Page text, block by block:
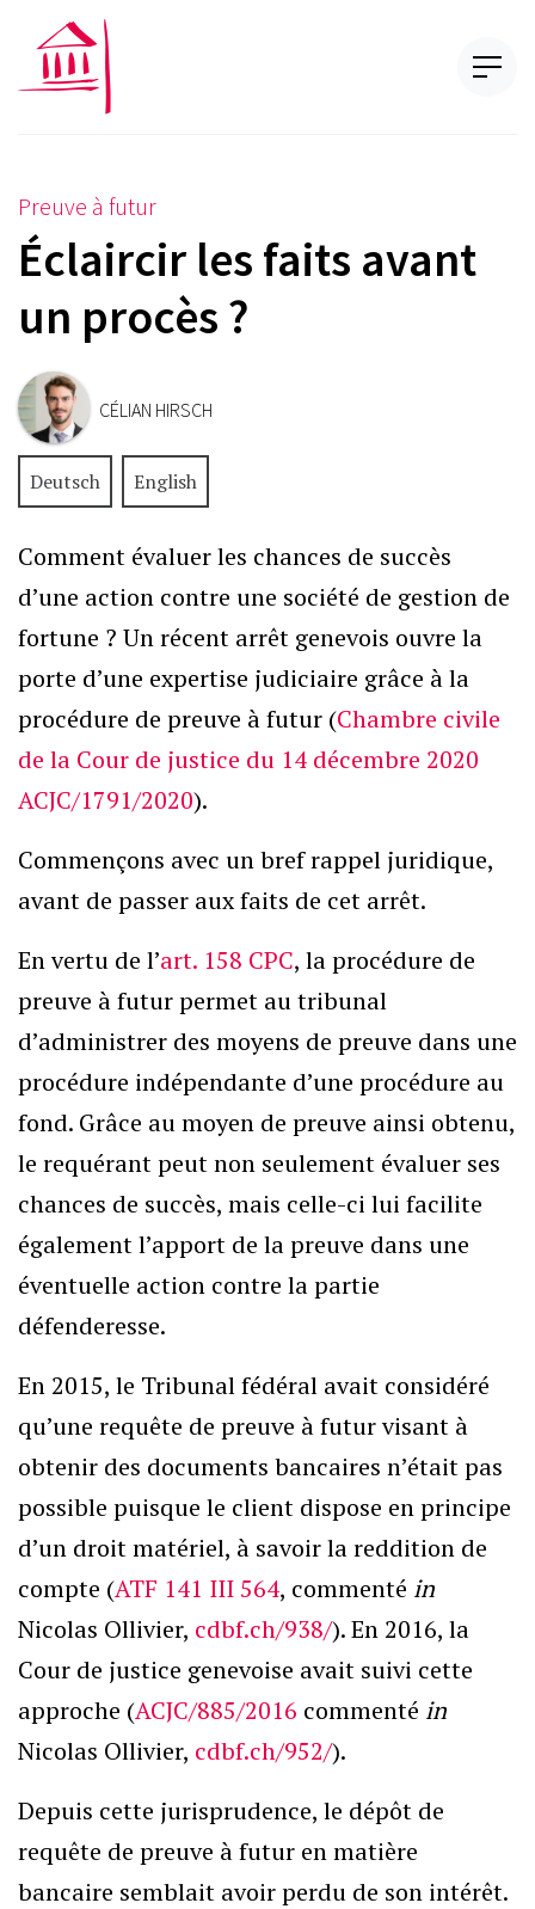
Preuve à futur
Éclaircir les faits avant
un procès ?
CÉLIAN HIRSCH
Deutsch English
Comment évaluer les chances de succès
d’une action contre une société de gestion de
fortune ? Un récent arrêt genevois ouvre la
porte d’une expertise judiciaire grâce à la
procédure de preuve à futur (Chambre civile
de la Cour de justice du 14 décembre 2020
ACJC/1791/2020).
Commençons avec un bref rappel juridique,
avant de passer aux faits de cet arrêt.
En vertu de l’art. 158 CPC, la procédure de
preuve à futur permet au tribunal
d’administrer des moyens de preuve dans une
procédure indépendante d’une procédure au
fond. Grâce au moyen de preuve ainsi obtenu,
le requérant peut non seulement évaluer ses
chances de succès, mais celle-ci lui facilite
également l’apport de la preuve dans une
éventuelle action contre la partie
défenderesse.
En 2015, le Tribunal fédéral avait considéré
qu’une requête de preuve à futur visant à
obtenir des documents bancaires n’était pas
possible puisque le client dispose en principe
d’un droit matériel, à savoir la reddition de
compte (ATF 141 III 564, commenté in
Nicolas Ollivier, cdbf.ch/938/). En 2016, la
Cour de justice genevoise avait suivi cette
approche (ACJC/885/2016 commenté in
Nicolas Ollivier, cdbf.ch/952/).
Depuis cette jurisprudence, le dépôt de
requête de preuve à futur en matière
bancaire semblait avoir perdu de son intérêt.